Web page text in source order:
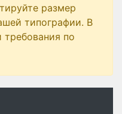
размер
типографии. В
по